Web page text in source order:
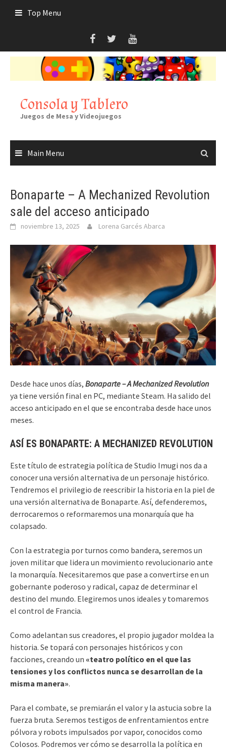
Top Menu
Consola y Tablero
Juegos de Mesa y Videojuegos
Main Menu
Bonaparte – A Mechanized Revolution
sale del acceso anticipado
noviembre 13, 2025 Lorena Garcés Abarca
Desde hace unos días, Bonaparte – A Mechanized Revolution
ya tiene versión final en PC, mediante Steam. Ha salido del
acceso anticipado en el que se encontraba desde hace unos
meses.
ASÍ ES BONAPARTE: A MECHANIZED REVOLUTION
Este título de estrategia política de Studio Imugi nos da a
conocer una versión alternativa de un personaje histórico.
Tendremos el privilegio de reescribir la historia en la piel de
una versión alternativa de Bonaparte. Así, defenderemos,
derrocaremos o reformaremos una monarquía que ha
colapsado.
Con la estrategia por turnos como bandera, seremos un
joven militar que lidera un movimiento revolucionario ante
la monarquía. Necesitaremos que pase a convertirse en un
gobernante poderoso y radical, capaz de determinar el
destino del mundo. Elegiremos unos ideales y tomaremos
el control de Francia.
Como adelantan sus creadores, el propio jugador moldea la
historia. Se topará con personajes históricos y con
facciones, creando un «teatro político en el que las
tensiones y los conflictos nunca se desarrollan de la
misma manera».
Para el combate, se premiarán el valor y la astucia sobre la
fuerza bruta. Seremos testigos de enfrentamientos entre
pólvora y robots impulsados por vapor, conocidos como
Colosos. Podremos ver cómo se desarrolla la política en